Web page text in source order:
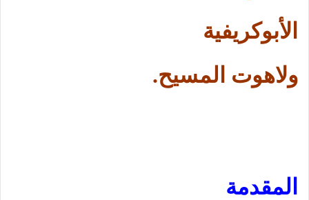
الأبوكريفية
ولاهوت المسيح.
المقدمة